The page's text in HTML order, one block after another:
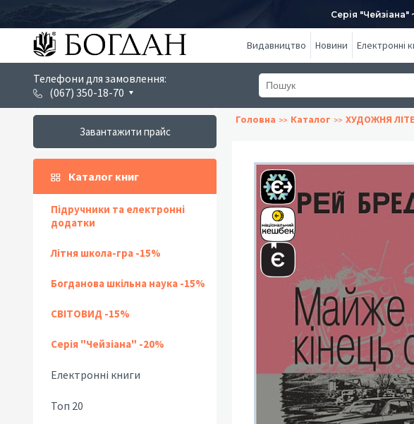
Серія "Чейзіана"
Видавництво Новини Електронні
Телефони для замовлення:
(067) 350-18-70
Завантажити прайс
Каталог книг
Підручники та електронні
додатки
Літня школа-гра -15%
Богданова шкільна наука -15%
СВІТОВИД -15%
Серія "Чейзіана" -20%
Електронні книги
Топ 20
Головна Каталог ХУДОЖНЯ